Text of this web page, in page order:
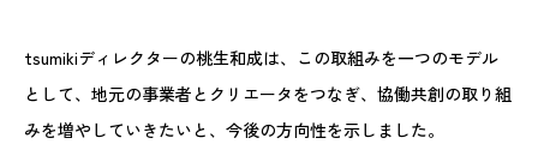
tsumikiディレクターの桃生和成は、この取組みを一つのモデル
として、地元の事業者とクリエータをつなぎ、協働共創の取り組
みを増やしていきたいと、今後の方向性を示しました。